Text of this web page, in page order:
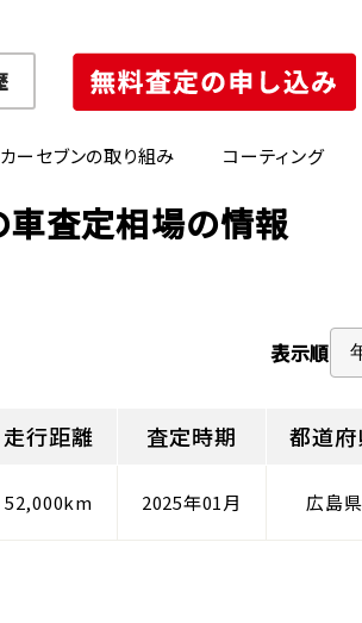
カーセブンの取り組み コーティング
査定相場の情報
表示順
走行距離 査定時期 都道府
52,000km 2025年01月 広島県